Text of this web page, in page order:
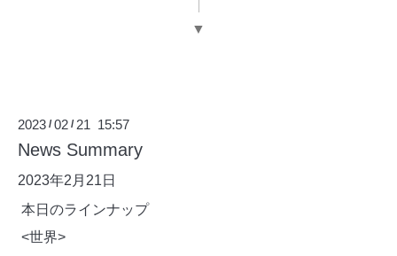
▼
2023 /02 / 21 15:57
News Summary
2023年2月21日
本日のラインナップ
<世界>